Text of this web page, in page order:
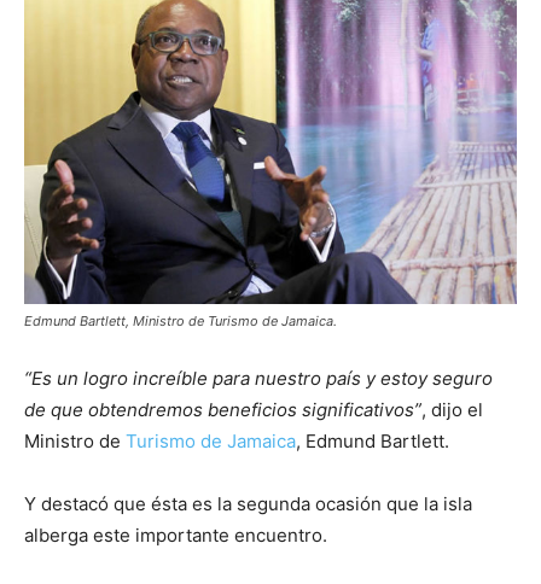
Edmund Bartlett, Ministro de Turismo de Jamaica.
“Es un logro increíble para nuestro país y estoy seguro
de que obtendremos beneficios significativos”, dijo el
Ministro de Turismo de Jamaica, Edmund Bartlett.
Y destacó que ésta es la segunda ocasión que la isla
alberga este importante encuentro.